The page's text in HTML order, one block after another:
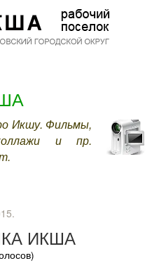
Икшу. Фильмы,
и пр.
.
ИКША